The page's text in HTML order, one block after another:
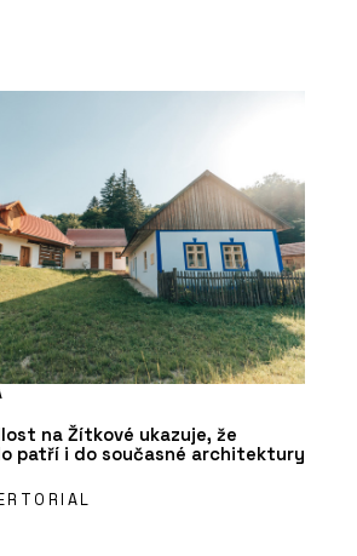
na Žítkové ukazuje, že
patří i do současné architektury